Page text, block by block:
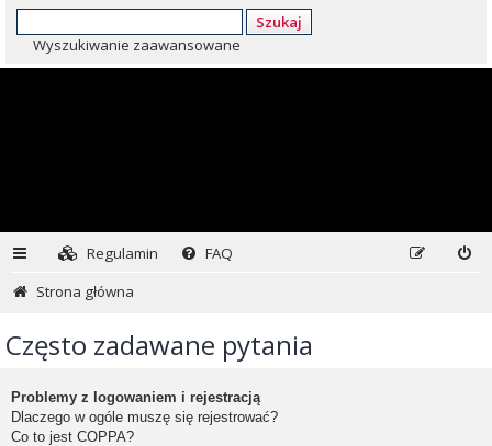
Szukaj
Wyszukiwanie zaawansowane
Regulamin
FAQ
Strona główna
Często zadawane pytania
Problemy z logowaniem i rejestracją
Dlaczego w ogóle muszę się rejestrować?
Co to jest COPPA?